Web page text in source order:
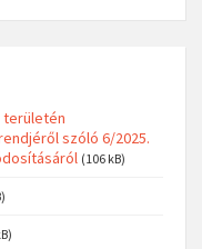
területén
szóló 6/2025.
(106 kB)